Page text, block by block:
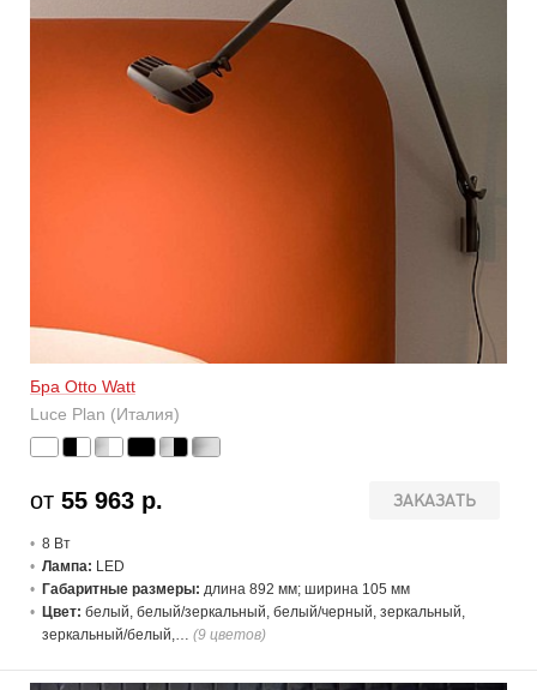
Бра Otto Watt
Luce Plan (Италия)
ЗАКАЗАТЬ
от 55 963 р.
8 Вт
Лампа: LED
Габаритные размеры: длина 892 мм; ширина 105 мм
Цвет: белый, белый/зеркальный, белый/черный, зеркальный,
зеркальный/белый,… (9 цветов)